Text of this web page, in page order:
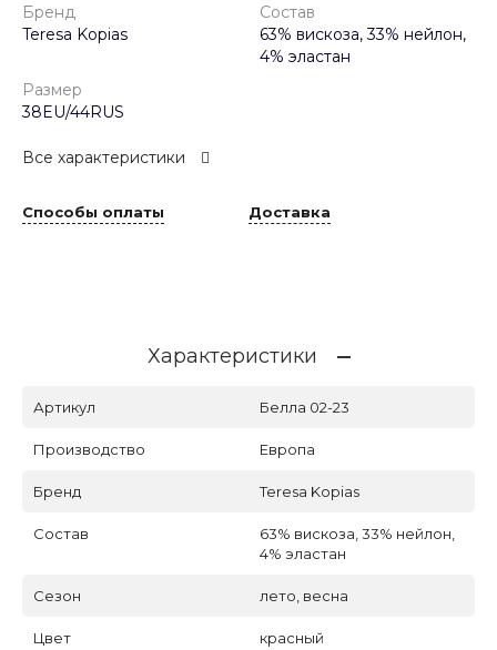
Бренд
Teresa Kopias
Состав
63% вискоза, 33% нейлон,
4% эластан
Размер
38EU/44RUS
Все характеристики
Способы оплаты Доставка
Характеристики
Артикул Белла 02-23
Производство Европа
Бренд Teresa Kopias
Состав
63% вискоза, 33% нейлон,
4% эластан
Сезон лето, весна
Цвет красный